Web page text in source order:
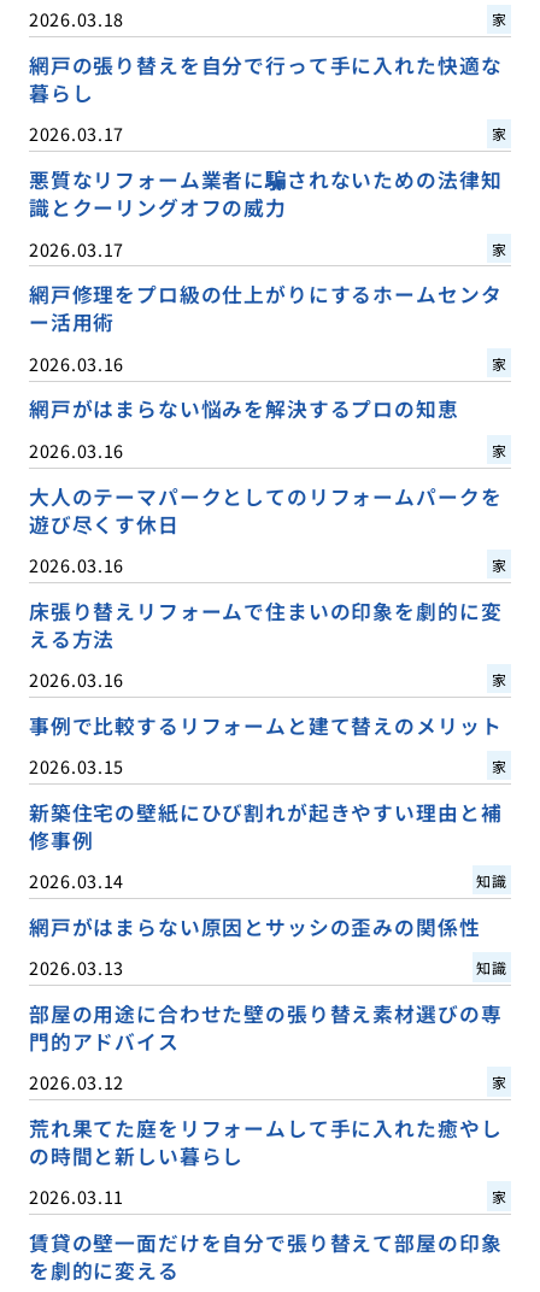
2026.03.18 家
網戸の張り替えを自分で行って手に入れた快適な
暮らし
2026.03.17 家
悪質なリフォーム業者に騙されないための法律知
識とクーリングオフの威力
2026.03.17 家
網戸修理をプロ級の仕上がりにするホームセンタ
ー活用術
2026.03.16 家
網戸がはまらない悩みを解決するプロの知恵
2026.03.16 家
大人のテーマパークとしてのリフォームパークを
遊び尽くす休日
2026.03.16 家
床張り替えリフォームで住まいの印象を劇的に変
える方法
2026.03.16 家
事例で比較するリフォームと建て替えのメリット
2026.03.15 家
新築住宅の壁紙にひび割れが起きやすい理由と補
修事例
2026.03.14 知識
網戸がはまらない原因とサッシの歪みの関係性
2026.03.13 知識
部屋の用途に合わせた壁の張り替え素材選びの専
門的アドバイス
2026.03.12 家
荒れ果てた庭をリフォームして手に入れた癒やし
の時間と新しい暮らし
2026.03.11 家
賃貸の壁一面だけを自分で張り替えて部屋の印象
を劇的に変える